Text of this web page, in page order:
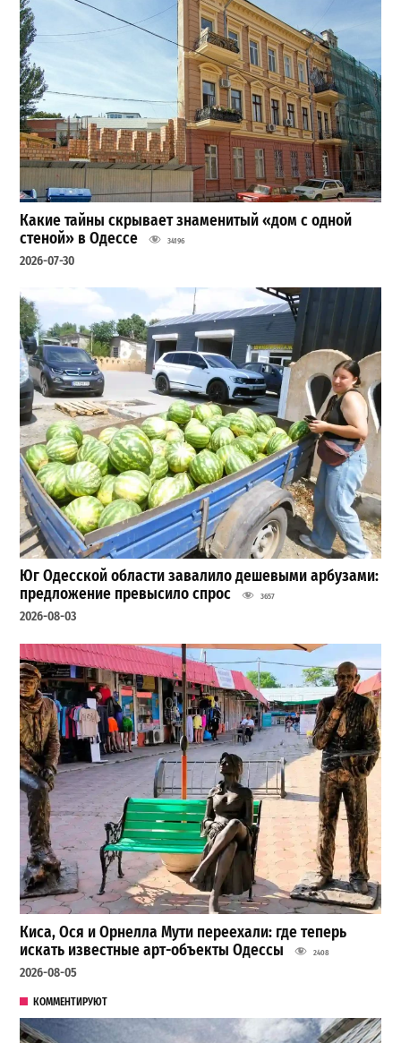
Какие тайны скрывает знаменитый «дом с одной
стеной» в Одессе
34196
2026-07-30
Юг Одесской области завалило дешевыми арбузами:
предложение превысило спрос
3657
2026-08-03
Киса, Ося и Орнелла Мути переехали: где теперь
искать известные арт-объекты Одессы
2408
2026-08-05
КОММЕНТИРУЮТ